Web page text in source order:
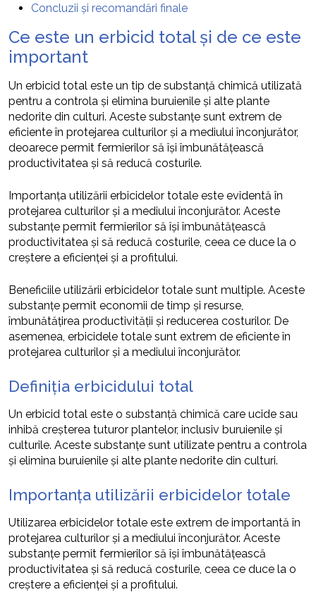
Concluzii și recomandări finale
Ce este un erbicid total și de ce este
important
Un erbicid total este un tip de substanță chimică utilizată
pentru a controla și elimina buruienile și alte plante
nedorite din culturi. Aceste substanțe sunt extrem de
eficiente în protejarea culturilor și a mediului înconjurător,
deoarece permit fermierilor să își îmbunătățească
productivitatea și să reducă costurile.
Importanța utilizării erbicidelor totale este evidentă în
protejarea culturilor și a mediului înconjurător. Aceste
substanțe permit fermierilor să își îmbunătățească
productivitatea și să reducă costurile, ceea ce duce la o
creștere a eficienței și a profitului.
Beneficiile utilizării erbicidelor totale sunt multiple. Aceste
substanțe permit economii de timp și resurse,
îmbunătățirea productivității și reducerea costurilor. De
asemenea, erbicidele totale sunt extrem de eficiente în
protejarea culturilor și a mediului înconjurător.
Definiția erbicidului total
Un erbicid total este o substanță chimică care ucide sau
inhibă creșterea tuturor plantelor, inclusiv buruienile și
culturile. Aceste substanțe sunt utilizate pentru a controla
și elimina buruienile și alte plante nedorite din culturi.
Importanța utilizării erbicidelor totale
Utilizarea erbicidelor totale este extrem de importantă în
protejarea culturilor și a mediului înconjurător. Aceste
substanțe permit fermierilor să își îmbunătățească
productivitatea și să reducă costurile, ceea ce duce la o
creștere a eficienței și a profitului.